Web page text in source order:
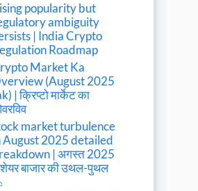
popularity but
ambiguity
| India Crypto
Roadmap
Market Ka
(August 2025
| क्रिप्टो मार्केट का
market turbulence
August 2025 detailed
| अगस्त 2025
बाजार की उथल-पुथल